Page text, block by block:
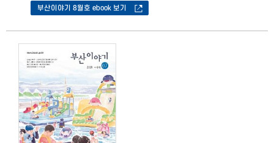
부산이야기 8월호 ebook 보기